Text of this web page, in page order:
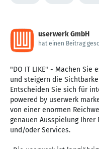
userwerk GmbH
hat einen Beitrag
"DO IT LIKE" - Machen Sie
und steigern die
Entscheiden Sie sich für
powered by userwerk
von einer enormen
genauen Ausspielung
und/oder Services.